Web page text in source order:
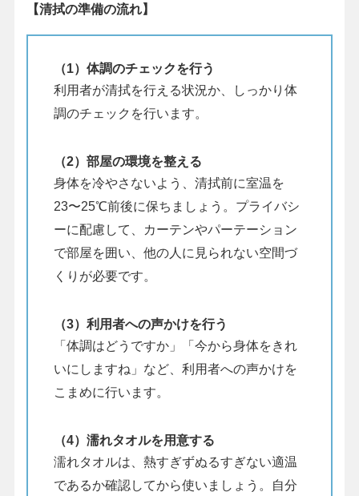
【清拭の準備の流れ】
（1）体調のチェックを行う
利用者が清拭を行える状況か、しっかり体
調のチェックを行います。
（2）部屋の環境を整える
身体を冷やさないよう、清拭前に室温を
23〜25℃前後に保ちましょう。プライバシ
ーに配慮して、カーテンやパーテーション
で部屋を囲い、他の人に見られない空間づ
くりが必要です。
（3）利用者への声かけを行う
「体調はどうですか」「今から身体をきれ
いにしますね」など、利用者への声かけを
こまめに行います。
（4）濡れタオルを用意する
濡れタオルは、熱すぎずぬるすぎない適温
であるか確認してから使いましょう。自分